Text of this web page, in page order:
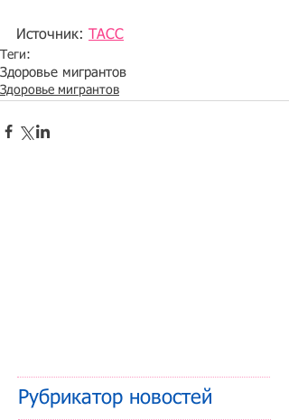
Источник: ТАСС
Теги:
Здоровье мигрантов
Здоровье мигрантов
Рубрикатор новостей